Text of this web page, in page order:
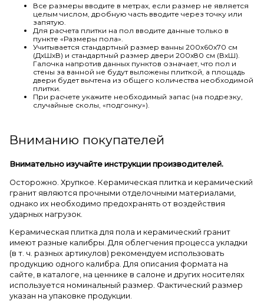
Все размеры вводите в метрах, если размер не является
целым числом, дробную часть вводите через точку или
запятую.
Для расчета плитки на пол вводите данные только в
пункте «Размеры пола».
Учитывается стандартный размер ванны 200х60х70 см
(ДхШхВ) и стандартный размер двери 200х80 см (ВхШ).
Галочка напротив данных пунктов означает, что пол и
стены за ванной не будут выложены плиткой, а площадь
двери будет вычтена из общего количества необходимой
плитки.
При расчете укажите необходимый запас (на подрезку,
случайные сколы, «подгонку»).
Вниманию покупателей
Внимательно изучайте инструкции производителей.
Осторожно. Хрупкое. Керамическая плитка и керамический
гранит являются прочными отделочными материалами,
однако их необходимо предохранять от воздействия
ударных нагрузок.
Керамическая плитка для пола и керамический гранит
имеют разные калибры. Для облегчения процесса укладки
(в т. ч. разных артикулов) рекомендуем использовать
продукцию одного калибра. Для описания формата на
сайте, в каталоге, на ценнике в салоне и других носителях
используется номинальный размер. Фактический размер
указан на упаковке продукции.